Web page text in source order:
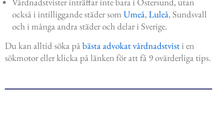
också i intilliggande städer som Umeå,Luleå, Sundsvall
och i många andra städer och delar i Sverige.
Du kan alltid söka påbästa advokat vårdnadstvisti en
sökmotor eller klicka på länken för att få 9 ovärderliga tips.